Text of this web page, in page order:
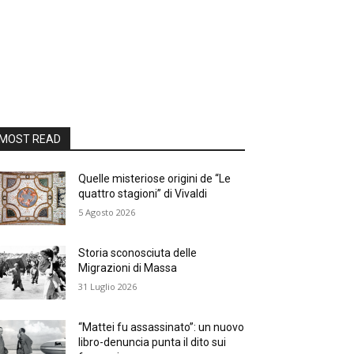
READ
Quelle misteriose origini de “Le
quattro stagioni” di Vivaldi
5 Agosto 2026
Storia sconosciuta delle
Migrazioni di Massa
31 Luglio 2026
“Mattei fu assassinato”: un nuovo
libro-denuncia punta il dito sui